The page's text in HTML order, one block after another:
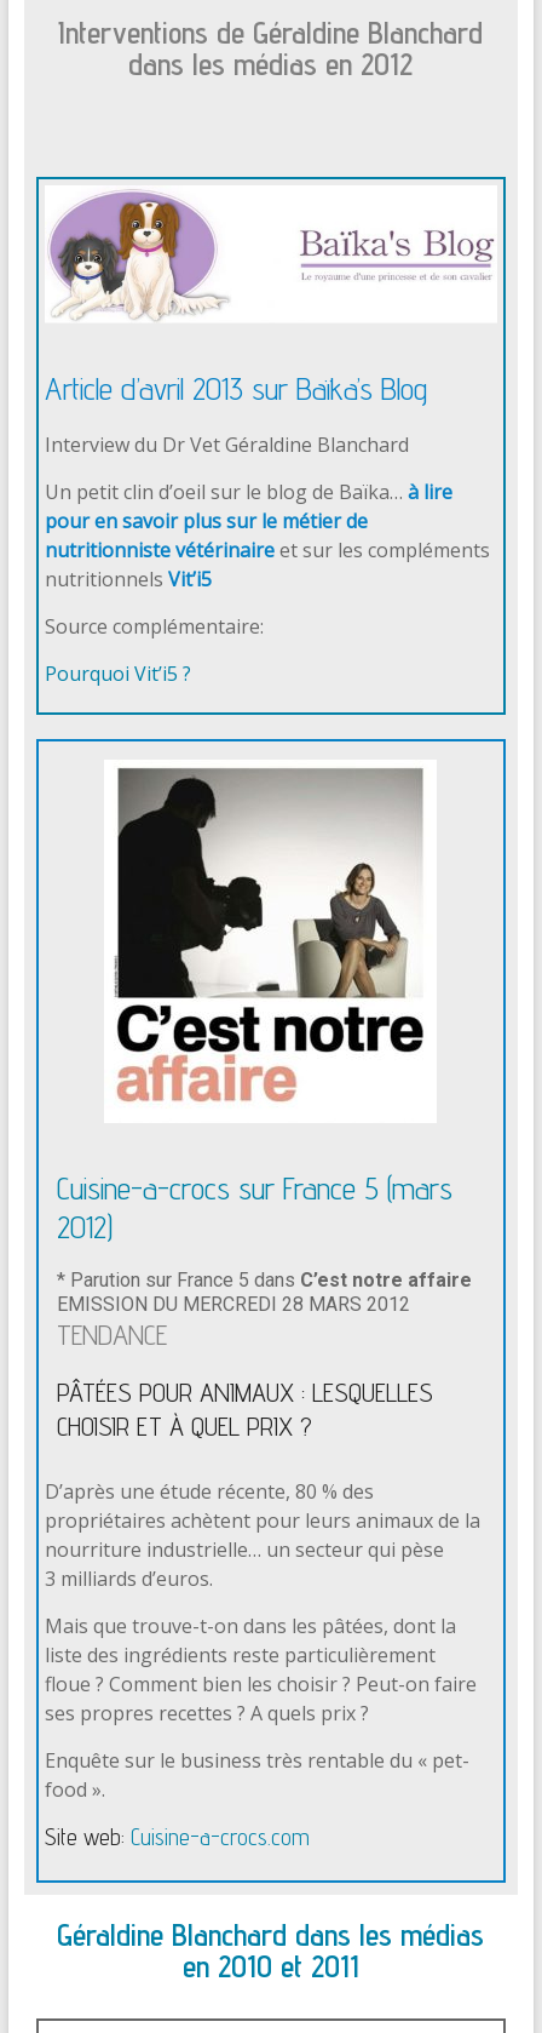
Interventions de Géraldine Blanchard
dans les médias en 2012
Article d’avril 2013 sur Baïka’s Blog
Interview du Dr Vet Géraldine Blanchard
Un petit clin d’oeil sur le blog de Baïka… à lire
pour en savoir plus sur le métier de
nutritionniste vétérinaireet sur les compléments
nutritionnels Vit’i5
Source complémentaire:
Pourquoi Vit’i5 ?
Cuisine-a-crocs sur France 5 (mars
2012)
* Parution sur France 5 dans C’est notre affaire
EMISSION DU MERCREDI 28 MARS 2012
TENDANCE
PÂTÉES POUR ANIMAUX : LESQUELLES
CHOISIR ET À QUEL PRIX ?
D’après une étude récente, 80 % des
propriétaires achètent pour leurs animaux de la
nourriture industrielle… un secteur qui pèse
3 milliards d’euros.
Mais que trouve-t-on dans les pâtées, dont la
liste des ingrédients reste particulièrement
floue ? Comment bien les choisir ? Peut-on faire
ses propres recettes ? A quels prix ?
Enquête sur le business très rentable du « pet-
food ».
Site web: Cuisine-a-crocs.com
Géraldine Blanchard dans les médias
en 2010 et 2011